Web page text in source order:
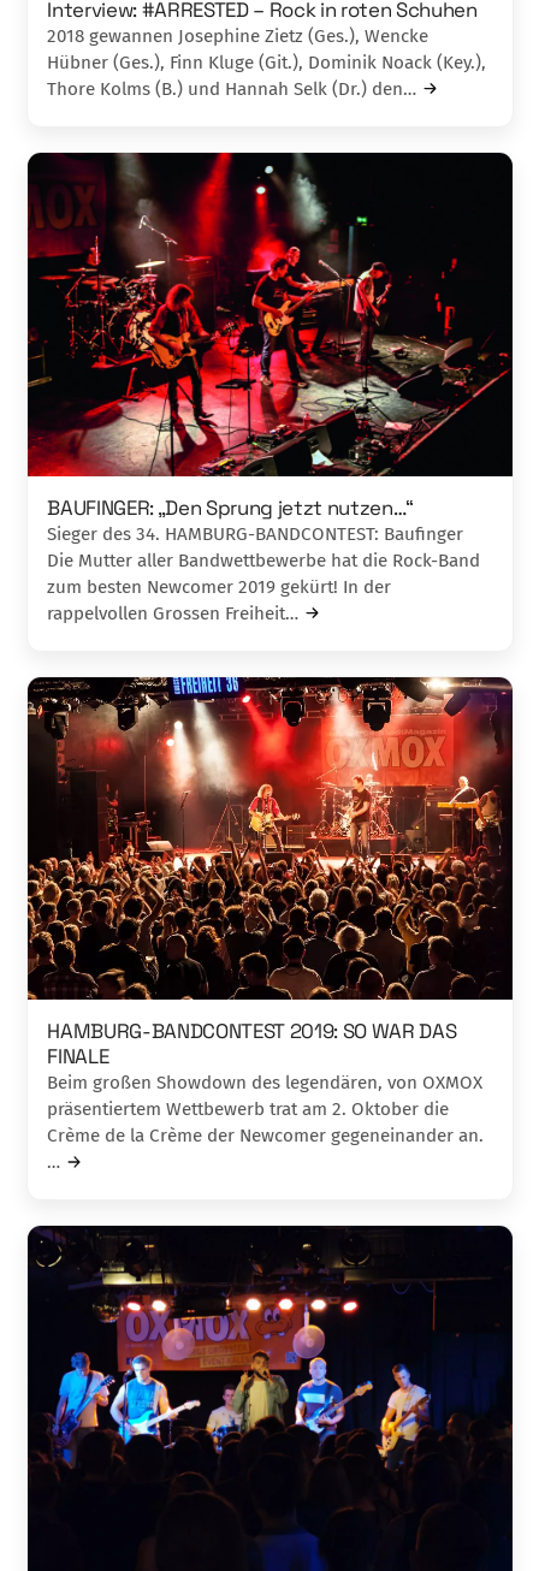
Interview: #ARRESTED – Rock in roten Schuhen
2018 gewannen Josephine Zietz (Ges.), Wencke
Hübner (Ges.), Finn Kluge (Git.), Dominik Noack (Key.),
Thore Kolms (B.) und Hannah Selk (Dr.) den…
BAUFINGER: „Den Sprung jetzt nutzen…“
Sieger des 34. HAMBURG-BANDCONTEST: Baufinger
Die Mutter aller Bandwettbewerbe hat die Rock-Band
zum besten Newcomer 2019 gekürt! In der
rappelvollen Grossen Freiheit…
HAMBURG-BANDCONTEST 2019: SO WAR DAS
FINALE
Beim großen Showdown des legendären, von OXMOX
präsentiertem Wettbewerb trat am 2. Oktober die
Crème de la Crème der Newcomer gegeneinander an.
…